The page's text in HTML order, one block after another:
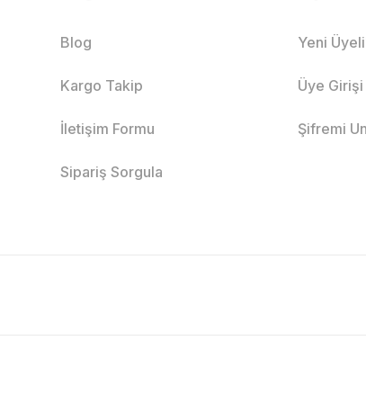
Blog
Kargo Takip
İletişim Formu
Sipariş Sorgula
Yeni
Üye Girişi
Şifremi